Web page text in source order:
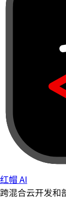
红帽 AI
跨混合云开发和